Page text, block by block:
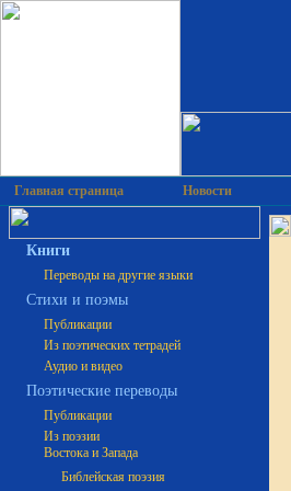
Главная страница Новости
Книги
Переводы на другие языки
Cтихи и поэмы
Публикации
Из поэтических тетрадей
Аудио и видео
Поэтические переводы
Публикации
Из поэзии
Востока и Запада
Библейская поэзия